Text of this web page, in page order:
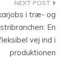
i træ- og
En
vej ind i
produktionen